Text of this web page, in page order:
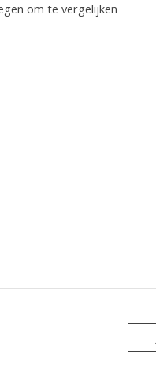
om te vergelijken